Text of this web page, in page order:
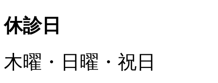
休診日
木曜・日曜・祝日